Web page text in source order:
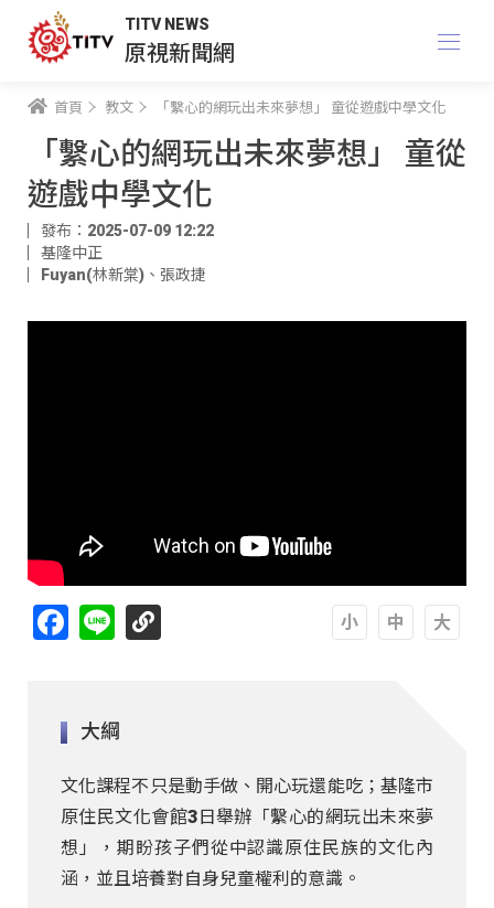
TITV NEWS
原視新聞網
首頁 教文 「繫心的網玩出未來夢想」 童從遊戲中學文化
「繫心的網玩出未來夢想」 童從
遊戲中學文化
發布：2025-07-09 12:22
基隆中正
Fuyan(林新棠) 、 張政捷
Facebook
Line
大綱
文化課程不只是動手做、開心玩還能吃；基隆市
原住民文化會館3日舉辦「繫心的網玩出未來夢
想」，期盼孩子們從中認識原住民族的文化內
涵，並且培養對自身兒童權利的意識。